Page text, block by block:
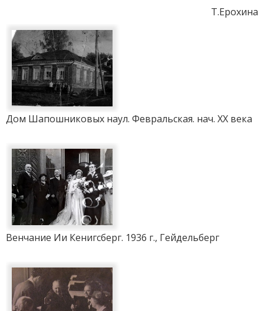
Т.Ерохина
Дом Шапошниковых наул. Февральская. нач. XX века
Венчание Ии Кенигсберг. 1936 г., Гейдельберг